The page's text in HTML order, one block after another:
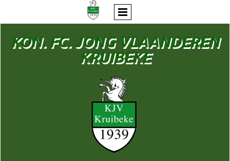
KON. FC. JONG VLAANDEREN
KRUIBEKE